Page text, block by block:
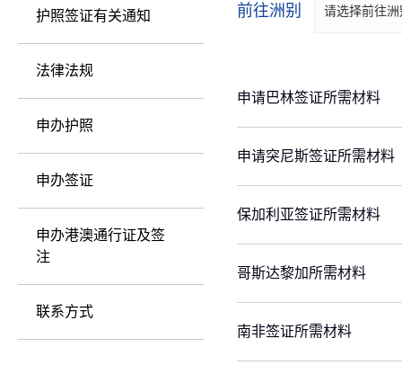
护照签证有关通知
法律法规
申办护照
申办签证
申办港澳通行证及签
注
联系方式
前往洲别 请选择前往洲
申请巴林签证所需材料
申请突尼斯签证所需材料
保加利亚签证所需材料
哥斯达黎加所需材料
南非签证所需材料